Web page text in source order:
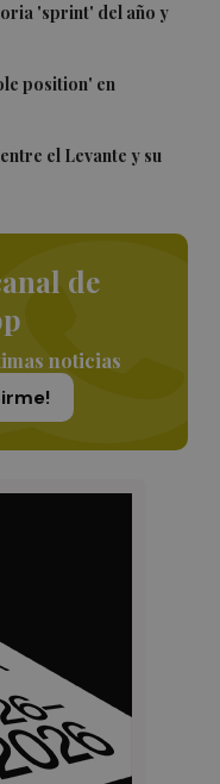
'sprint' del año y
position' en
el Levante y su
de
noticias